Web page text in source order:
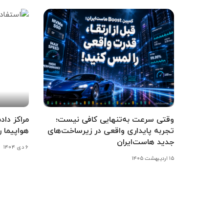
وقتی سرعت به‌تنهایی کافی نیست؛
تجربه پایداری واقعی در زیرساخت‌های
جدید هاست‌ایران
۱۵ اردیبهشت ۱۴۰۵
مراکز
هواپیما
۶ دی ۱۴۰۴